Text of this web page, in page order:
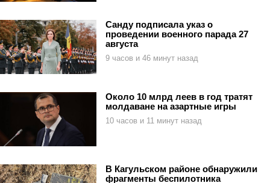
Санду подписала указ о
проведении военного парада 27
августа
9 часов и 46 минут назад
Около 10 млрд леев в год тратят
молдаване на азартные игры
10 часов и 11 минут назад
В Кагульском районе обнаружили
фрагменты беспилотника